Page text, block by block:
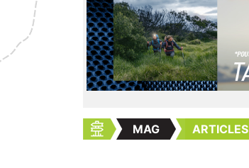
MAG ARTICLES